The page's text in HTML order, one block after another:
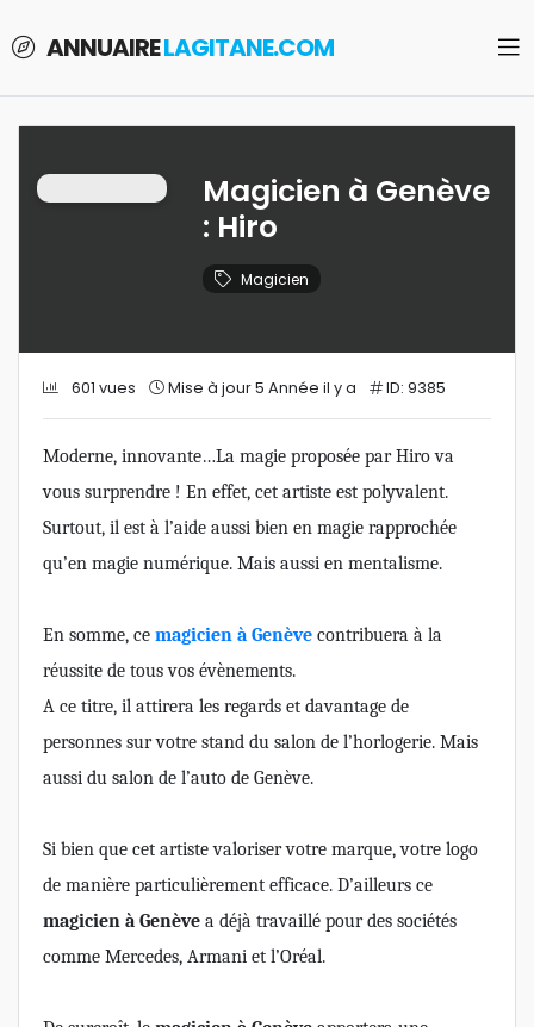
ANNUAIRELAGITANE.COM
Magicien à Genève
: Hiro
Magicien
601 vues Mise à jour 5 Année il y a ID: 9385
Moderne, innovante…La magie proposée par Hiro va
vous surprendre ! En effet, cet artiste est polyvalent.
Surtout, il est à l’aide aussi bien en magie rapprochée
qu’en magie numérique. Mais aussi en mentalisme.
En somme, ce magicien à Genève contribuera à la
réussite de tous vos évènements.
A ce titre, il attirera les regards et davantage de
personnes sur votre stand du salon de l’horlogerie. Mais
aussi du salon de l’auto de Genève.
Si bien que cet artiste valoriser votre marque, votre logo
de manière particulièrement efficace. D’ailleurs ce
magicien à Genève a déjà travaillé pour des sociétés
comme Mercedes, Armani et l’Oréal.